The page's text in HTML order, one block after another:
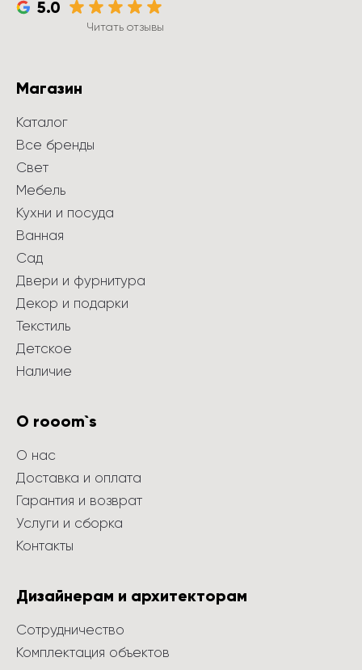
5.0
Читать отзывы
Магазин
Каталог
Все бренды
Свет
Мебель
Кухни и посуда
Ванная
Сад
Двери и фурнитура
Декор и подарки
Текстиль
Детское
Наличие
О rooom`s
О нас
Доставка и оплата
Гарантия и возврат
Услуги и сборка
Контакты
Дизайнерам и архитекторам
Сотрудничество
Комплектация объектов